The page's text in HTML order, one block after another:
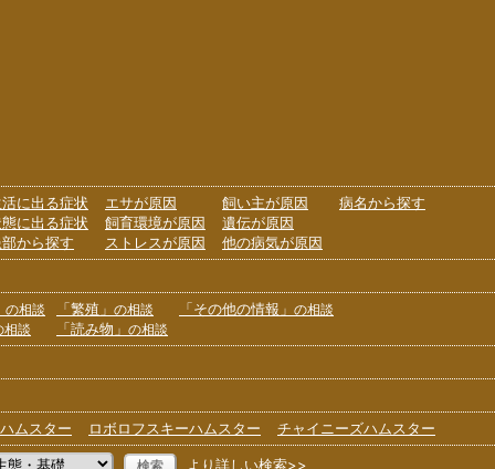
に出る症状
に出る症状
部から探す
エサが原因
飼育環境が原因
ストレスが原因
飼い主が原因
遺伝が原因
他の病気が原因
病名から探す
の相談
相談
「繁殖」 の相談
「読み物」 の相談
「その他の情報」 の相談
ムスター ロボロフスキーハムスター
チャイニーズハムスター
より詳しい検索>>